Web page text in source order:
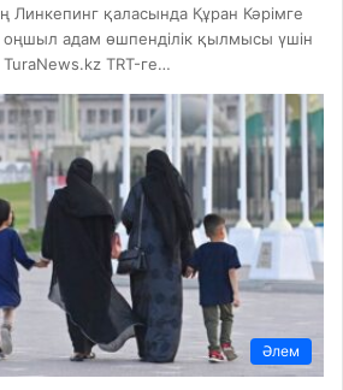
қаласында Құран Кәрімге
оңшыл адам өшпенділік қылмысы үшін
TRT-ге…
Әлем